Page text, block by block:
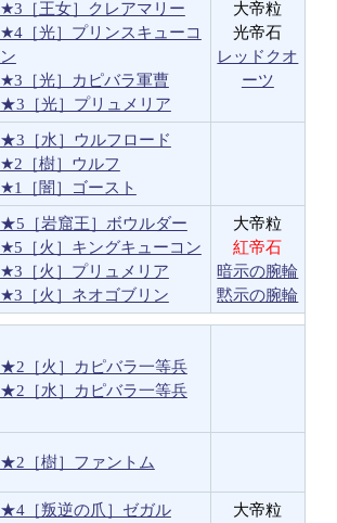
★3［王女］クレアマリー
★4［光］プリンスキューコ
ン
★3［光］カピバラ軍曹
★3［光］プリュメリア
大帝粒
光帝石
レッドクオ
ーツ
★3［水］ウルフロード
★2［樹］ウルフ
★1［闇］ゴースト
★5［岩窟王］ボウルダー
★5［火］キングキューコン
★3［火］プリュメリア
★3［火］ネオゴブリン
大帝粒
紅帝石
暗示の腕輪
黙示の腕輪
★2［火］カピバラ一等兵
★2［水］カピバラ一等兵
★2［樹］ファントム
★4［叛逆の爪］ゼガル
大帝粒